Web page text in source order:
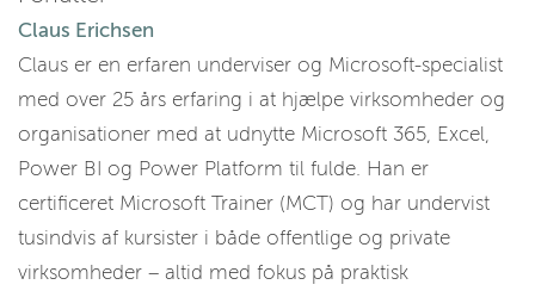
Claus Erichsen
Claus er en erfaren underviser og Microsoft-specialist
med over 25 års erfaring i at hjælpe virksomheder og
organisationer med at udnytte Microsoft 365, Excel,
Power BI og Power Platform til fulde. Han er
certificeret Microsoft Trainer (MCT) og har undervist
tusindvis af kursister i både offentlige og private
virksomheder – altid med fokus på praktisk